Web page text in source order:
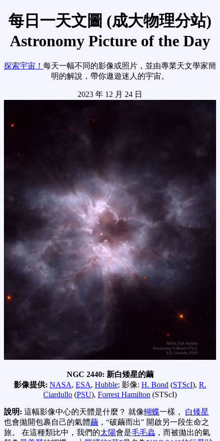
每日一天文圖 (成大物理分站)
Astronomy Picture of the Day
探索宇宙！ 每天一幅不同的影像或照片，並由專業天文學家簡
明的解說，帶你遨遊迷人的宇宙。
2023 年 12 月 24 日
NGC 2440: 新白矮星的繭
影像提供: NASA, ESA, Hubble; 影像: H. Bond (STScI), R.
Ciardullo (PSU), Forrest Hamilton (STScI)
說明: 這幅影像中心的天體是什麼？ 就像蝴蝶一樣， 白矮星
也會拋開包裹自己的氣體繭 ，“破繭而出" 開啟另一段生命之
旅。 在這種類比中，我們的太陽會是毛毛蟲 ，而被拋出的氣